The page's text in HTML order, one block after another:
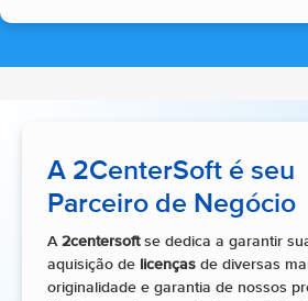
A 2CenterSoft é seu
Parceiro de Negócio
A 2centersoftse dedica a garantir
aquisição de licenças de diversas
originalidade e garantia de nossos